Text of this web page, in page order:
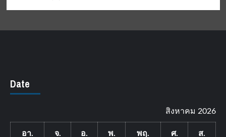
Date
สิงหาคม 2026
อา. จ. อ. พ. พฤ. ศ. ส.